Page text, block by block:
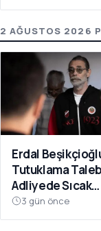
2 AĞUSTOS 2026
Erdal
Tutuklama
Adliyede Sıcak
Dakikalar
3 gün önce